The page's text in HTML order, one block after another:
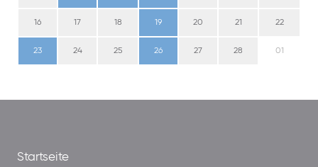
16 17 18 19 20 21 22
23 24 25 26 27 28 01
Startseite